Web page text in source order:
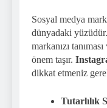
Sosyal medya
dünyadaki
markanızı
önem taşır.
dikkat etmeniz
Tutarlılık